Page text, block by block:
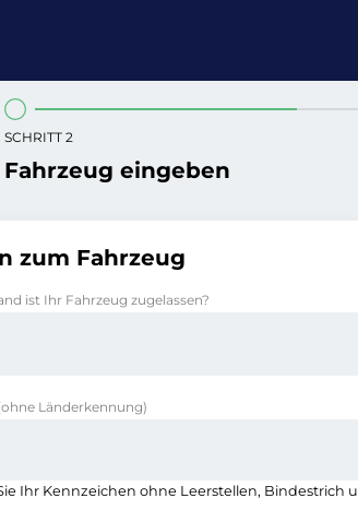
SCHRITT 2
Fahrzeug eingeben
zum Fahrzeug
ist Ihr Fahrzeug zugelassen?
Länderkennung)
Ihr Kennzeichen ohne Leerstellen, Bindestrich